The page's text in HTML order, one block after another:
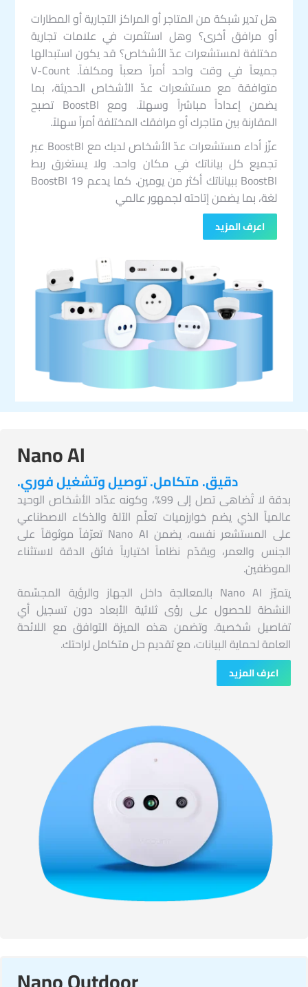
هل تدير شبكة من المتاجر أو المراكز التجارية أو المطارات
أو مرافق أخرى؟ وهل استثمرت في علامات تجارية
مختلفة لمستشعرات عدّ الأشخاص؟ قد يكون استبدالها
جميعاً في وقت واحد أمراً صعباً ومكلفاً. V-Count
متوافقة مع مستشعرات عدّ الأشخاص الحديثة، بما
يضمن إعداداً مباشراً وسهلاً. ومع BoostBI تصبح
المقارنة بين متاجرك أو مرافقك المختلفة أمراً سهلاً.
عزّز أداء مستشعرات عدّ الأشخاص لديك مع BoostBI عبر
تجميع كل بياناتك في مكان واحد. ولا يستغرق ربط
BoostBI ببياناتك أكثر من يومين. كما يدعم BoostBI 19
لغة، بما يضمن إتاحته لجمهور عالمي
اعرف المزيد
Nano AI
دقيق. متكامل. توصيل وتشغيل فوري.
بدقة لا تُضاهى تصل إلى 99%، وكونه عدّاد الأشخاص الوحيد
عالمياً الذي يضم خوارزميات تعلّم الآلة والذكاء الاصطناعي
على المستشعر نفسه، يضمن Nano AI تعرّفاً موثوقاً على
الجنس والعمر، ويقدّم نظاماً اختيارياً فائق الدقة لاستثناء
الموظفين.
يتميّز Nano AI بالمعالجة داخل الجهاز والرؤية المجسّمة
النشطة للحصول على رؤى ثلاثية الأبعاد دون تسجيل أي
تفاصيل شخصية. وتضمن هذه الميزة التوافق مع اللائحة
العامة لحماية البيانات، مع تقديم حل متكامل لراحتك.
اعرف المزيد